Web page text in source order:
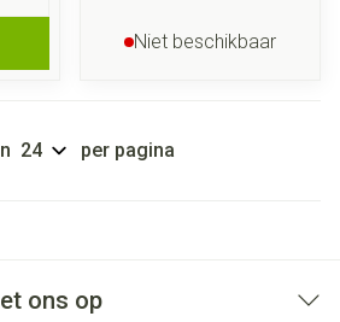
Niet beschikbaar
per pagina
ons op